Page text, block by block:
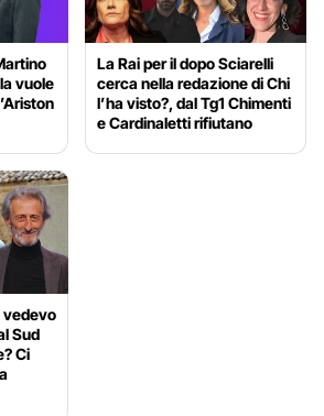
vuole
La Rai per il dopo Sciarelli
cerca nella redazione di Chi
l’ha visto?, dal Tg1 Chimenti
e Cardinaletti rifiutano
vedevo
Sud
Ci